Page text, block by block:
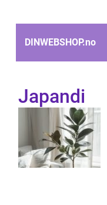
DINWEBSHOP.no
Japandi